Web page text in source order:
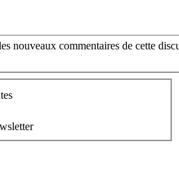
nouveaux commentaires de cette